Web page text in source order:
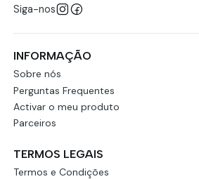
Siga-nos
INFORMAÇÃO
Sobre nós
Perguntas Frequentes
Activar o meu produto
Parceiros
TERMOS LEGAIS
Termos e Condições